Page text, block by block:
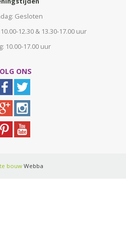
Gesloten
12.30 & 13.30-17.00 uur
10.00-17.00 uur
ONS
bouwWebba